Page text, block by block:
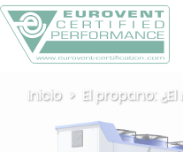
Inicio El propano: